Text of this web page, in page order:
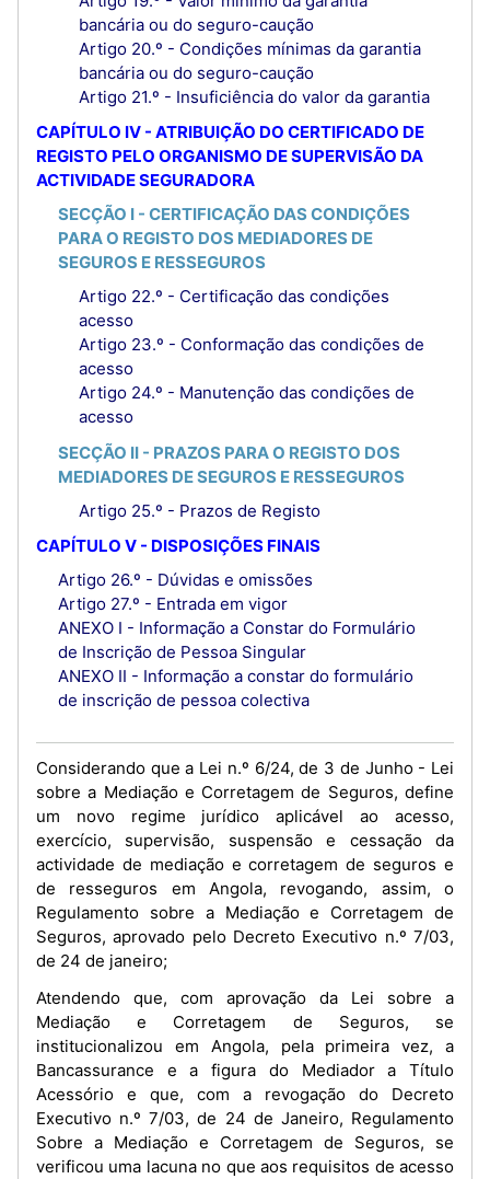
bancária ou do seguro-caução
Artigo 20.º - Condições mínimas da garantia
bancária ou do seguro-caução
Artigo 21.º - Insuficiência do valor da garantia
CAPÍTULO IV - ATRIBUIÇÃO DO CERTIFICADO DE
REGISTO PELO ORGANISMO DE SUPERVISÃO DA
ACTIVIDADE SEGURADORA
SECÇÃO I - CERTIFICAÇÃO DAS CONDIÇÕES
PARA O REGISTO DOS MEDIADORES DE
SEGUROS E RESSEGUROS
Artigo 22.º - Certificação das condições
acesso
Artigo 23.º - Conformação das condições de
acesso
Artigo 24.º - Manutenção das condições de
acesso
SECÇÃO II - PRAZOS PARA O REGISTO DOS
MEDIADORES DE SEGUROS E RESSEGUROS
Artigo 25.º - Prazos de Registo
CAPÍTULO V - DISPOSIÇÕES FINAIS
Artigo 26.º - Dúvidas e omissões
Artigo 27.º - Entrada em vigor
ANEXO I - Informação a Constar do Formulário
de Inscrição de Pessoa Singular
ANEXO II - Informação a constar do formulário
de inscrição de pessoa colectiva
Considerando que a Lei n.º 6/24, de 3 de Junho - Lei
sobre a Mediação e Corretagem de Seguros, define
um novo regime jurídico aplicável ao acesso,
exercício, supervisão, suspensão e cessação da
actividade de mediação e corretagem de seguros e
de resseguros em Angola, revogando, assim, o
Regulamento sobre a Mediação e Corretagem de
Seguros, aprovado pelo Decreto Executivo n.º 7/03,
de 24 de janeiro;
Atendendo que, com aprovação da Lei sobre a
Mediação e Corretagem de Seguros, se
institucionalizou em Angola, pela primeira vez, a
Bancassurance e a figura do Mediador a Título
Acessório e que, com a revogação do Decreto
Executivo n.º 7/03, de 24 de Janeiro, Regulamento
Sobre a Mediação e Corretagem de Seguros, se
verificou uma lacuna no que aos requisitos de acesso